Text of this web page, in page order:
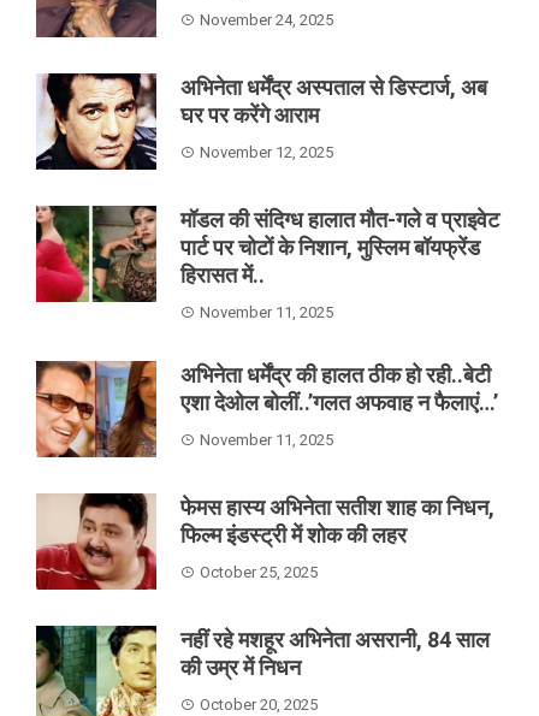
November 24, 2025
अभिनेता धर्मेंद्र अस्पताल से डिस्टार्ज, अब
घर पर करेंगे आराम
November 12, 2025
मॉडल की संदिग्ध हालात मौत-गले व प्राइवेट
पार्ट पर चोटों के निशान, मुस्लिम बॉयफ्रेंड
हिरासत में..
November 11, 2025
अभिनेता धर्मेंद्र की हालत ठीक हो रही..बेटी
एशा देओल बोलीं..’गलत अफवाह न फैलाएं…’
November 11, 2025
फेमस हास्य अभिनेता सतीश शाह का निधन,
फिल्म इंडस्ट्री में शोक की लहर
October 25, 2025
नहीं रहे मशहूर अभिनेता असरानी, 84 साल
की उम्र में निधन
October 20, 2025